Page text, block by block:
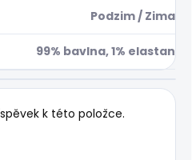
Podzim / Zima
99% bavlna, 1% elastan
k této položce.